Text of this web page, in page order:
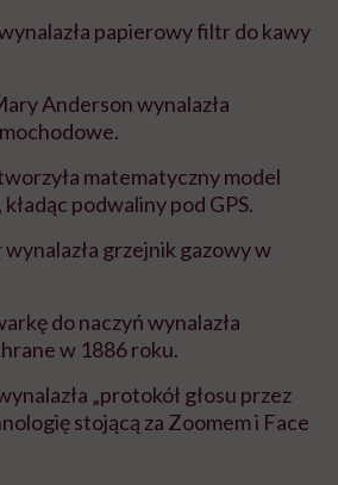
papierowy filtr do kawy
Anderson wynalazła
matematyczny model
podwaliny pod GPS.
grzejnik gazowy w
do naczyń wynalazła
w 1886 roku.
„protokół głosu przez
stojącą za Zoomem i Face